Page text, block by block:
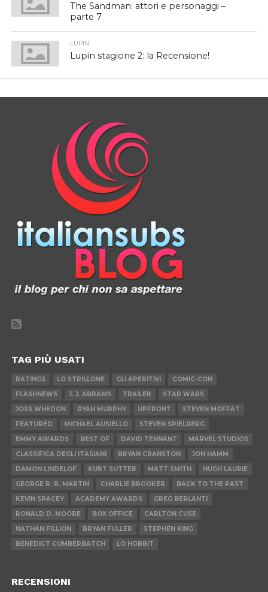
The Sandman: attori e personaggi –
parte 7
LUPIN
Lupin stagione 2: la Recensione!
TAG PIÙ USATI
RATINGS LO STRILLONE GLI APERITIVI
COMIC-CON
FLASHNEWS
J. J. ABRAMS TRAILER
STAR WARS
JOSS WHEDON
RYAN MURPHY UPFRONT
STEVEN MOFFAT
FEATURED
MICHAEL AUSIELLO
STEVEN SPIELBERG
EMMY AWARDS
BEST OF DAVID TENNANT
MARVEL STUDIOS
CLASSIFICA DEGLI ITASIANI
BRYAN CRANSTON
JON HAMM
DAMON LINDELOF
KURT SUTTER MATT SMITH
HUGH LAURIE
GEORGE R. R. MARTIN
CHARLIE BROOKER
BACK TO THE PAST
KEVIN SPACEY
ACADEMY AWARDS
GREG BERLANTI
RONALD D. MOORE
BOX OFFICE
CARLTON CUSE
NATHAN FILLION
BRYAN FULLER
STEPHEN KING
BENEDICT CUMBERBATCH
LO HOBBIT
RECENSIONI